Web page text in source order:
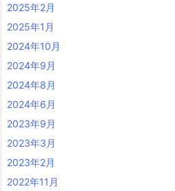
2025年2月
2025年1月
2024年10月
2024年9月
2024年8月
2024年6月
2023年9月
2023年3月
2023年2月
2022年11月